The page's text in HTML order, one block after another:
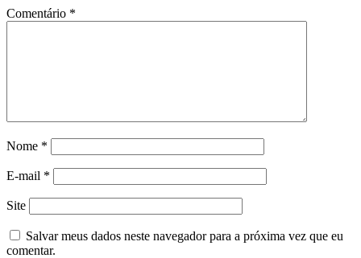
Comentário *
Nome *
E-mail *
Site
Salvar meus dados neste navegador para a próxima vez que eu
comentar.